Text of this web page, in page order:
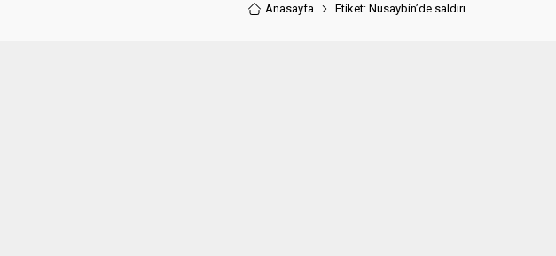
Anasayfa Etiket: Nusaybin’de saldırı